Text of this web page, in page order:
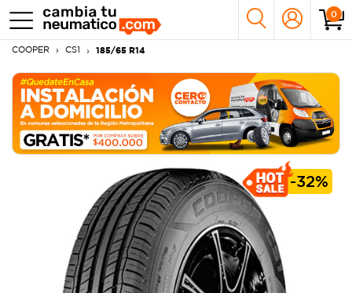
0
COOPER CS1 185/65 R14
-32%